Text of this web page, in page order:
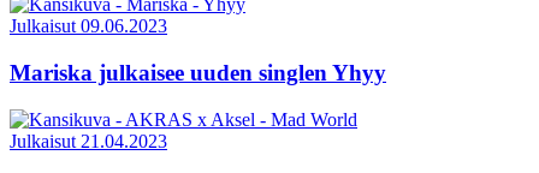
Julkaisut 09.06.2023
Mariska julkaisee uuden singlen Yhyy
Julkaisut 21.04.2023